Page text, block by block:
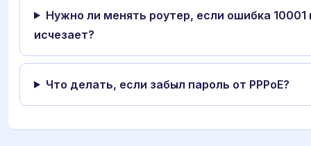
Нужно ли менять роутер, если ошибка 10001
исчезает?
Что делать, если забыл пароль от PPPoE?